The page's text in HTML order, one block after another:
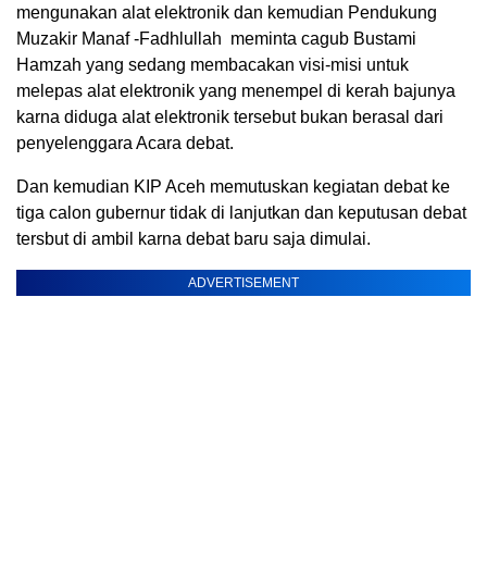
mengunakan alat elektronik dan kemudian Pendukung
Muzakir Manaf -Fadhlullah meminta cagub Bustami
Hamzah yang sedang membacakan visi-misi untuk
melepas alat elektronik yang menempel di kerah bajunya
karna diduga alat elektronik tersebut bukan berasal dari
penyelenggara Acara debat.
Dan kemudian KIP Aceh memutuskan kegiatan debat ke
tiga calon gubernur tidak di lanjutkan dan keputusan debat
tersbut di ambil karna debat baru saja dimulai.
ADVERTISEMENT